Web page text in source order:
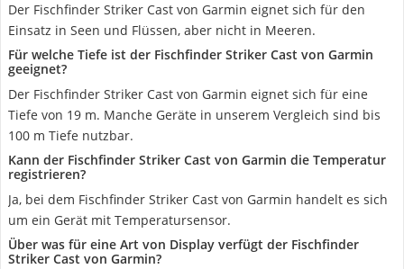
Der Fischfinder Striker Cast von Garmin eignet sich für den
Einsatz in Seen und Flüssen, aber nicht in Meeren.
Für welche Tiefe ist der Fischfinder Striker Cast von Garmin
geeignet?
Der Fischfinder Striker Cast von Garmin eignet sich für eine
Tiefe von 19 m. Manche Geräte in unserem Vergleich sind bis
100 m Tiefe nutzbar.
Kann der Fischfinder Striker Cast von Garmin die Temperatur
registrieren?
Ja, bei dem Fischfinder Striker Cast von Garmin handelt es sich
um ein Gerät mit Temperatursensor.
Über was für eine Art von Display verfügt der Fischfinder
Striker Cast von Garmin?